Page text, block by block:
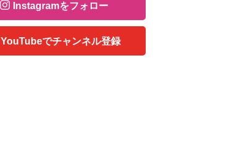
Instagramをフォロー
YouTubeでチャンネル登録